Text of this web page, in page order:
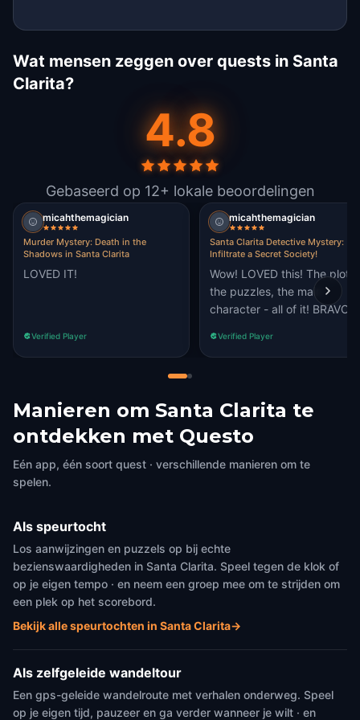
Wat mensen zeggen over quests in Santa
Clarita?
4.8
Gebaseerd op 12+ lokale beoordelingen
micahthemagician
Murder Mystery: Death in the
Shadows in Santa Clarita
LOVED IT!
Verified Player
micahthemagician
Santa Clarita Detective Mystery:
Infiltrate a Secret Society!
Wow! LOVED this! The plot,
the puzzles, the main
character - all of it! BRAVO
Verified Player
Manieren om Santa Clarita te
ontdekken met Questo
Eén app, één soort quest · verschillende manieren om te
spelen.
Als speurtocht
Los aanwijzingen en puzzels op bij echte
bezienswaardigheden in Santa Clarita. Speel tegen de klok of
op je eigen tempo · en neem een groep mee om te strijden om
een plek op het scorebord.
Bekijk alle speurtochten in Santa Clarita→
Als zelfgeleide wandeltour
Een gps-geleide wandelroute met verhalen onderweg. Speel
op je eigen tijd, pauzeer en ga verder wanneer je wilt · en